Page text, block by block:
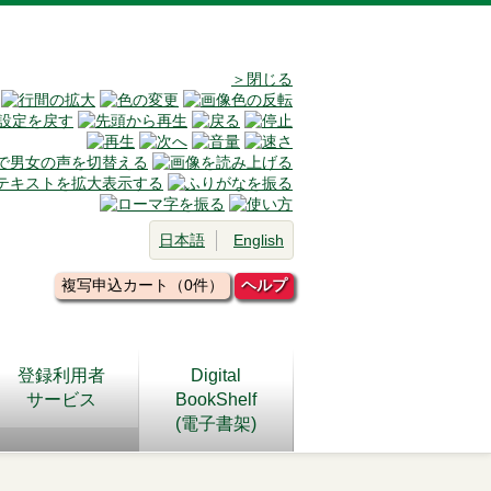
＞閉じる
日本語 English
複写申込カート（0件） ヘルプ
登録利用者
サービス
Digital
BookShelf
(電子書架)